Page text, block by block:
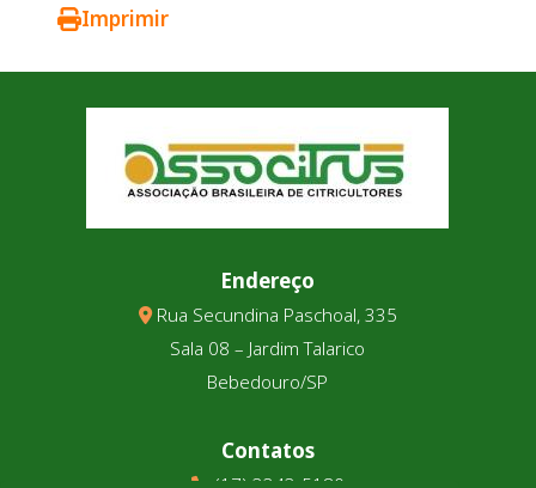
Imprimir
Endereço
Rua Secundina Paschoal, 335
Sala 08 – Jardim Talarico
Bebedouro/SP
Contatos